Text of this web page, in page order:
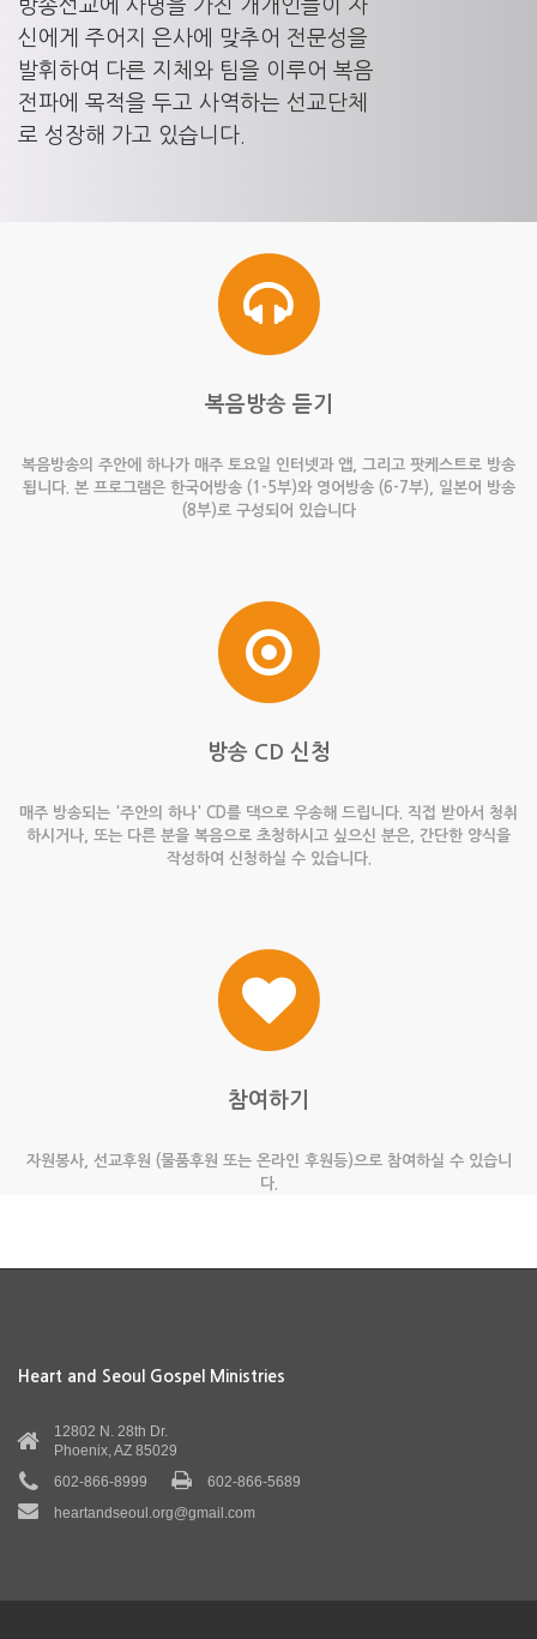
방송선교에 사명을 가진 개개인들이 자
신에게 주어지 은사에 맞추어 전문성을
발휘하여 다른 지체와 팀을 이루어 복음
전파에 목적을 두고 사역하는 선교단체
로 성장해 가고 있습니다.
복음방송 듣기
복음방송의 주안에 하나가 매주 토요일 인터넷과 앱, 그리고 팟케스트로 방송
됩니다. 본 프로그램은 한국어방송 (1-5부)와 영어방송 (6-7부), 일본어 방송
(8부)로 구성되어 있습니다
방송 CD 신청
매주 방송되는 '주안의 하나' CD를 댁으로 우송해 드립니다. 직접 받아서 청취
하시거나, 또는 다른 분을 복음으로 초청하시고 싶으신 분은, 간단한 양식을
작성하여 신청하실 수 있습니다.
참여하기
자원봉사, 선교후원 (물품후원 또는 온라인 후원등)으로 참여하실 수 있습니
다.
Heart and Seoul Gospel Ministries
12802 N. 28th Dr.
Phoenix, AZ 85029
602-866-8999
602-866-5689
heartandseoul.org@gmail.com